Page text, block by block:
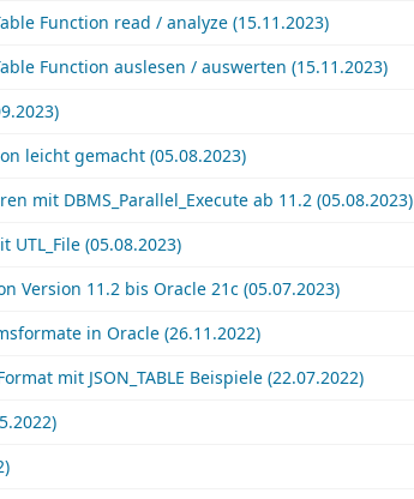
Function read / analyze (15.11.2023)
Function auslesen / auswerten (15.11.2023)
leicht gemacht (05.08.2023)
mit DBMS_Parallel_Execute ab 11.2 (05.08.2023)
UTL_File (05.08.2023)
Version 11.2 bis Oracle 21c (05.07.2023)
in Oracle (26.11.2022)
mit JSON_TABLE Beispiele (22.07.2022)